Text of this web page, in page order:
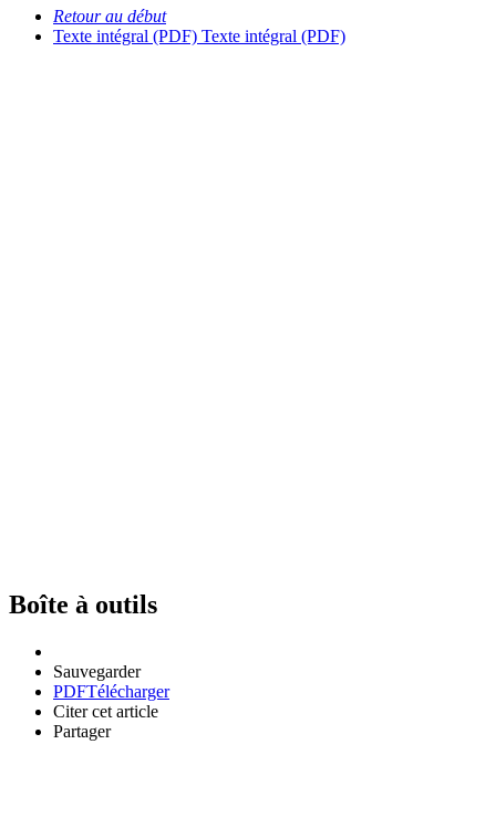
Retour au début
Texte intégral (PDF) Texte intégral (PDF)
Boîte à outils
Sauvegarder
PDFTélécharger
Citer cet article
Partager